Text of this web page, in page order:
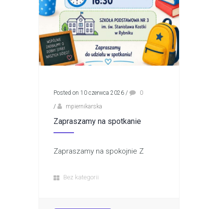
Posted on 10 czerwca 2026 /
0
/
mpiernikarska
Zapraszamy na spotkanie
Zapraszamy na spokojnie Z
Bez kategorii